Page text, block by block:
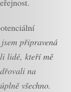
připravená
lidé, kteří mě
na
všechno.